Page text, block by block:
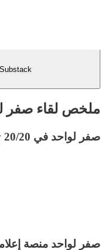
ملخص لقاء صفر
صفر لواحد في Money 20/20 💰
صفر لواحد منصة